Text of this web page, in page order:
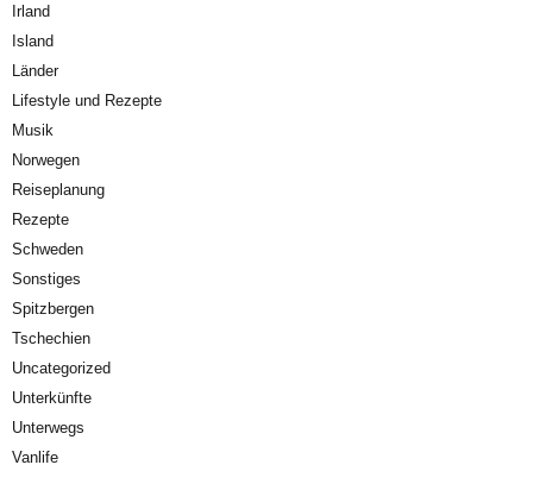
Irland
Island
Länder
Lifestyle und Rezepte
Musik
Norwegen
Reiseplanung
Rezepte
Schweden
Sonstiges
Spitzbergen
Tschechien
Uncategorized
Unterkünfte
Unterwegs
Vanlife